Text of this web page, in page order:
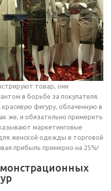
товар, они
в борьбе за покупателя.
фигуру, облаченную в
же, и обязательно примерить
маркетинговые
женской одежды в торговой
прибыль примерно на 25%!